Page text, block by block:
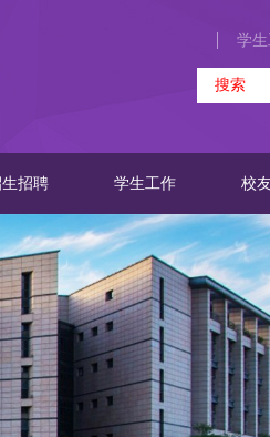
学
招聘 学生工作 校